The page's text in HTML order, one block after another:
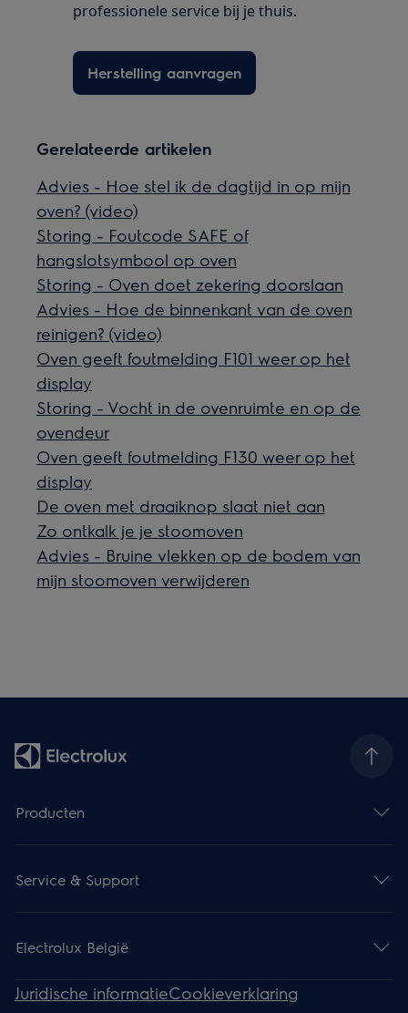
professionele service bij je thuis.
Herstelling aanvragen
Gerelateerde artikelen
Advies - Hoe stel ik de dagtijd in op mijn
oven? (video)
Storing - Foutcode SAFE of
hangslotsymbool op oven
Storing - Oven doet zekering doorslaan
Advies - Hoe de binnenkant van de oven
reinigen? (video)
Oven geeft foutmelding F101 weer op het
display
Storing - Vocht in de ovenruimte en op de
ovendeur
Oven geeft foutmelding F130 weer op het
display
De oven met draaiknop slaat niet aan
Zo ontkalk je je stoomoven
Advies - Bruine vlekken op de bodem van
mijn stoomoven verwijderen
Producten
Service & Support
Electrolux België
Juridische informatieCookieverklaring